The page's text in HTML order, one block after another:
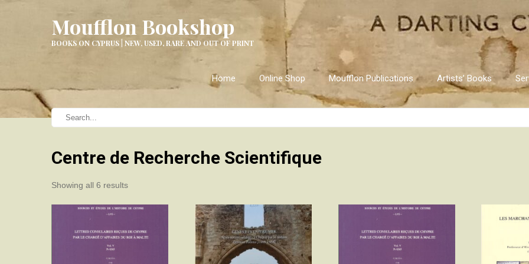
Moufflon Bookshop
BOOKS ON CYPRUS | NEW, USED, RARE AND OUT OF PRINT
Home Online Shop Moufflon Publications Artists’ Books
Centre de Recherche Scientifique
Showing all 6 resultsSorted
latest